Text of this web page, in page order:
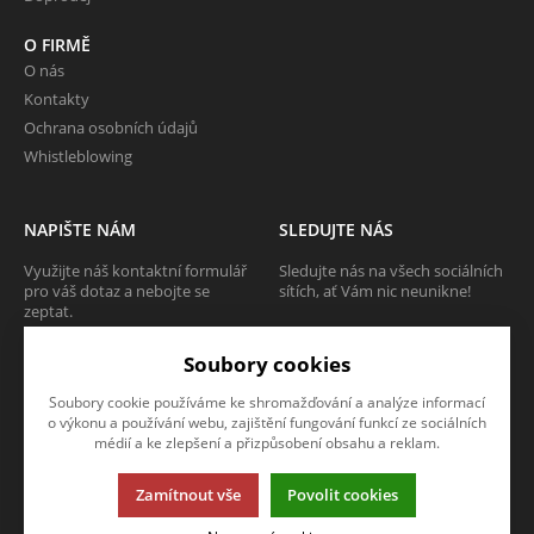
O FIRMĚ
O nás
Kontakty
Ochrana osobních údajů
Whistleblowing
NAPIŠTE NÁM
Využijte náš kontaktní formulář
pro váš dotaz a nebojte se
zeptat.
SLEDUJTE NÁS
Sledujte nás na všech sociálních
sítích, ať Vám nic neunikne!
© 2013-2026 Internetový obchod TECAM PCV a.s.
K2 e-shop - První e-shop, který uřídí celou vaši firmu.
Soubory cookies
Soubory cookie používáme ke shromažďování a analýze informací
o výkonu a používání webu, zajištění fungování funkcí ze sociálních
médií a ke zlepšení a přizpůsobení obsahu a reklam.
Zamítnout vše Povolit cookies